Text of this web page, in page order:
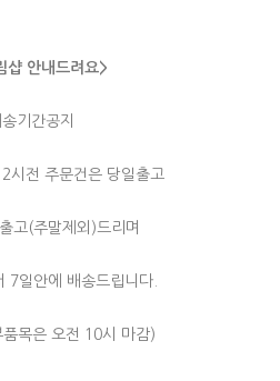
샵 안내드려요>
송기간공지
시전 주문건은 당일출고
고(주말제외)드리며
7일안에 배송드립니다.
품목은 오전 10시 마감)